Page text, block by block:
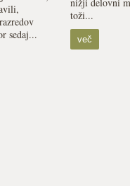
sedaj...
toži...
več